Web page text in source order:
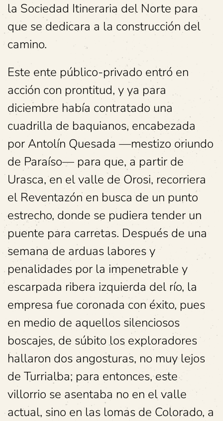
la Sociedad Itineraria del Norte para
que se dedicara a la construcción del
camino.
Este ente público-privado entró en
acción con prontitud, y ya para
diciembre había contratado una
cuadrilla de baquianos, encabezada
por Antolín Quesada —mestizo oriundo
de Paraíso— para que, a partir de
Urasca, en el valle de Orosi, recorriera
el Reventazón en busca de un punto
estrecho, donde se pudiera tender un
puente para carretas. Después de una
semana de arduas labores y
penalidades por la impenetrable y
escarpada ribera izquierda del río, la
empresa fue coronada con éxito, pues
en medio de aquellos silenciosos
boscajes, de súbito los exploradores
hallaron dos angosturas, no muy lejos
de Turrialba; para entonces, este
villorrio se asentaba no en el valle
actual, sino en las lomas de Colorado, a